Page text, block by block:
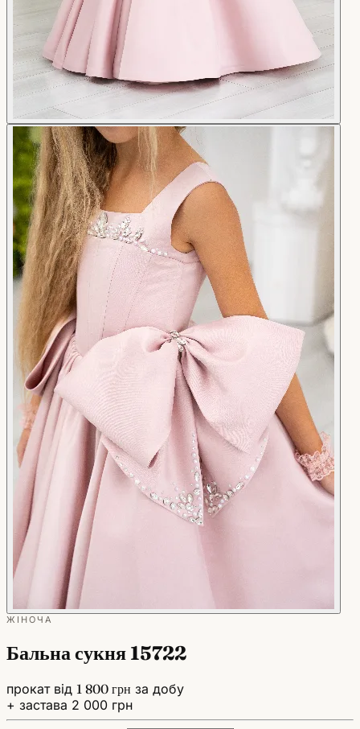
ЖІНОЧА
Бальна сукня 15722
прокат від 1 800 грн за добу
+ застава 2 000 грн